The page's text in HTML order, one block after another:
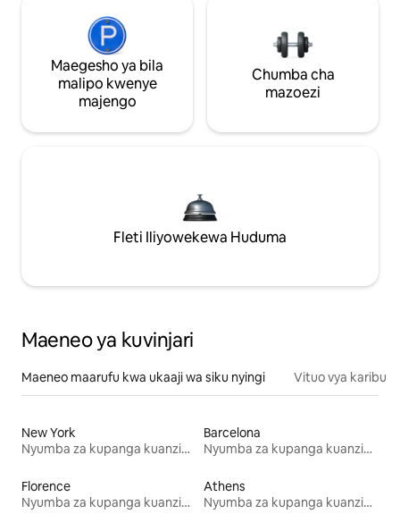
Maegesho ya bila
malipo kwenye
majengo
Chumba cha
mazoezi
Fleti Iliyowekewa Huduma
Maeneo ya kuvinjari
Maeneo maarufu kwa ukaaji wa siku nyingi Vituo vya karibu
New York
Nyumba za kupanga kuanzia mwezi mmoja
Barcelona
Nyumba za kupanga kuanzia mwezi mmoja
Florence
Nyumba za kupanga kuanzia mwezi mmoja
Athens
Nyumba za kupanga kuanzia mwezi mmoja